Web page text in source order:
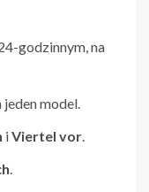
godzinnym, na
jeden model.
iViertel vor.
.